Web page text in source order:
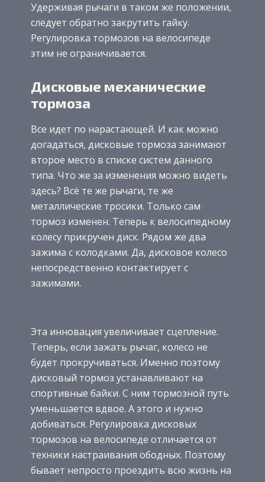
Удерживая рычаги в таком же положении,
следует обратно закрутить гайку.
Регулировка тормозов на велосипеде
этим не ограничивается.
Дисковые механические
тормоза
Все идет по нарастающей. И как можно
догадаться, дисковые тормоза занимают
второе место в списке систем данного
типа. Что же за изменения можно видеть
здесь? Всё те же рычаги, те же
металлические тросики. Только сам
тормоз изменен. Теперь к велосипедному
колесу прикручен диск. Рядом же два
зажима с колодками. Да, дисковое колесо
непосредственно контактирует с
зажимами.
Эта инновация увеличивает сцепление.
Теперь, если зажать рычаг, колесо не
будет прокручиваться. Именно поэтому
дисковый тормоз устанавливают на
спортивные байки. С ним тормозной путь
уменьшается вдвое. А этого и нужно
добиваться. Регулировка дисковых
тормозов на велосипеде отличается от
техники настраивания ободных. Поэтому
бывает непросто проездить всю жизнь на